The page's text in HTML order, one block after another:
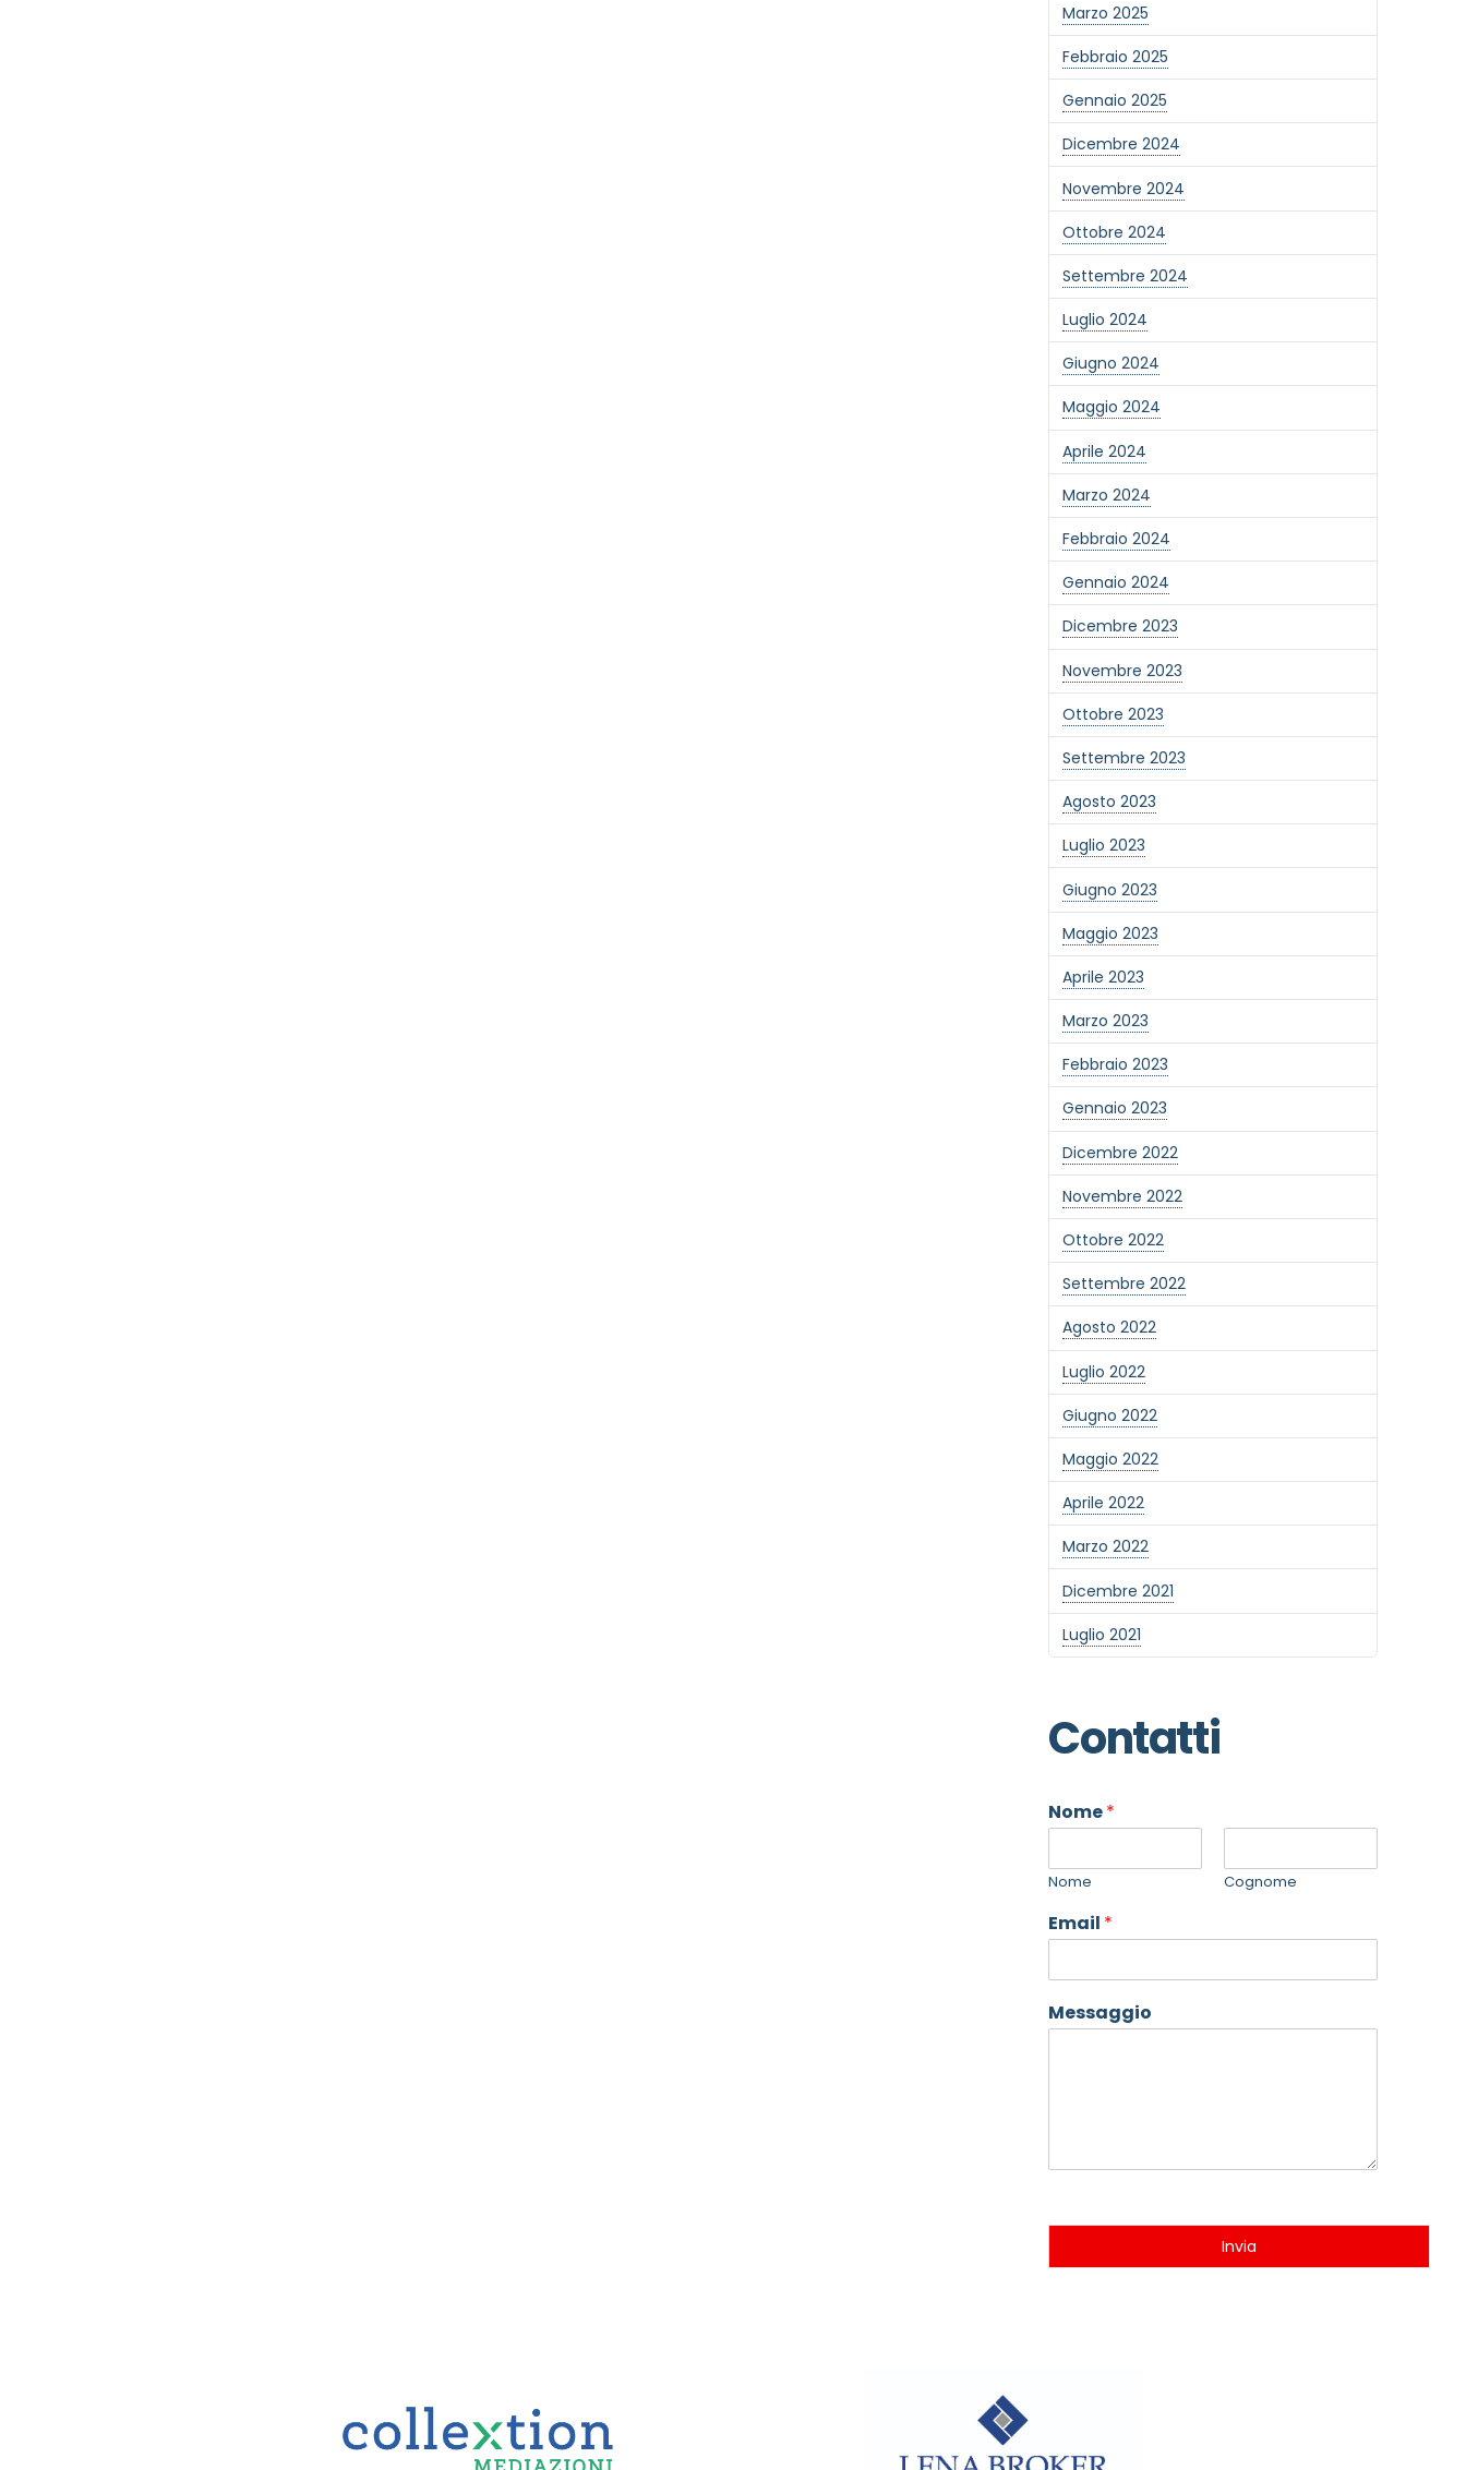
Marzo 2025
Febbraio 2025
Gennaio 2025
Dicembre 2024
Novembre 2024
Ottobre 2024
Settembre 2024
Luglio 2024
Giugno 2024
Maggio 2024
Aprile 2024
Marzo 2024
Febbraio 2024
Gennaio 2024
Dicembre 2023
Novembre 2023
Ottobre 2023
Settembre 2023
Agosto 2023
Luglio 2023
Giugno 2023
Maggio 2023
Aprile 2023
Marzo 2023
Febbraio 2023
Gennaio 2023
Dicembre 2022
Novembre 2022
Ottobre 2022
Settembre 2022
Agosto 2022
Luglio 2022
Giugno 2022
Maggio 2022
Aprile 2022
Marzo 2022
Dicembre 2021
Luglio 2021
Contatti
Nome*
Nome Cognome
Email *
Messaggio
Invia
Desidero rimanere aggiornato sulle ultime novità dell'Associazione tramite l'iscrizione alla newsletter